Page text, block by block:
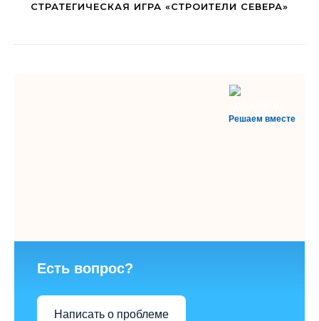
СТРАТЕГИЧЕСКАЯ ИГРА «СТРОИТЕЛИ СЕВЕРА»
Решаем вместе
Есть вопрос?
Написать о проблеме